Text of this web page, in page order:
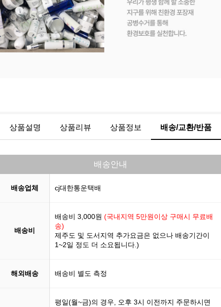
상품설명 상품리뷰 상품정보 배송/교환/반품
배송안내
배송업체 cj대한통운택배
배송비
배송비 3,000원 (국내지역 5만원이상 구매시 무료배
송)
제주도 및 도서지역 추가요금은 없으나 배송기간이
1~2일 정도 더 소요됩니다.)
해외배송 배송비 별도 측정
평일(월~금)의 경우, 오후 3시 이전까지 주문하시면